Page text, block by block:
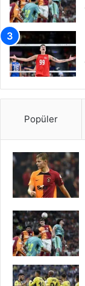
Popüler